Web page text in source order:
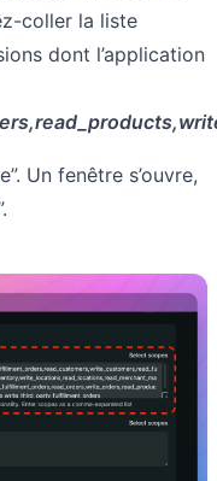
coller la liste
dont l’application
Un fenêtre s’ouvre,